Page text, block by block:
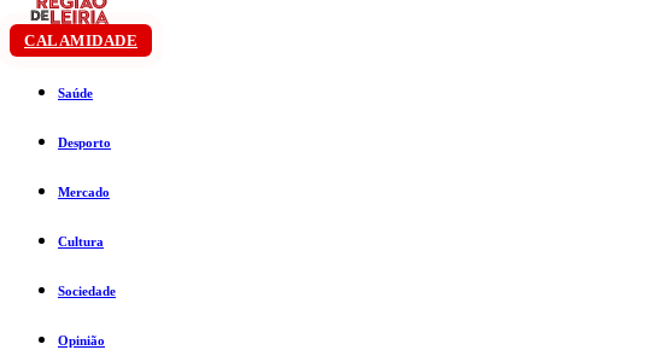
CALAMIDADE
Saúde
Desporto
Mercado
Cultura
Sociedade
Opinião